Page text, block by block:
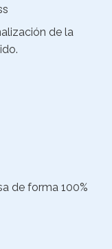
de la
de forma 100%